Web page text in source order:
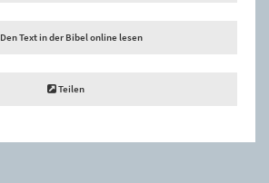
Den Text in der Bibel online lesen
Teilen